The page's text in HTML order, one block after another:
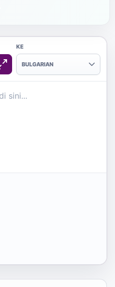
KE
BULGARIAN